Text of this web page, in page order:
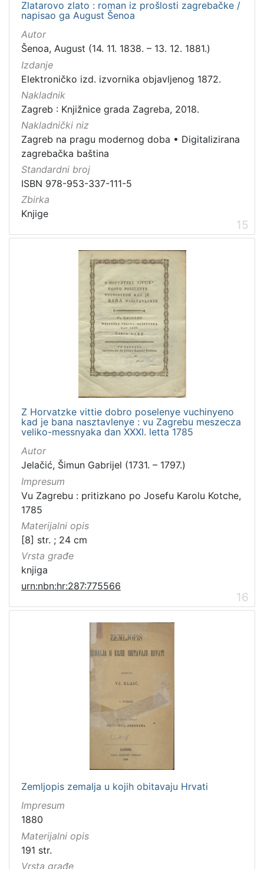
Zlatarovo zlato : roman iz prošlosti zagrebačke /
napisao ga August Šenoa
Autor
Šenoa, August (14. 11. 1838. – 13. 12. 1881.)
Izdanje
Elektroničko izd. izvornika objavljenog 1872.
Nakladnik
Zagreb : Knjižnice grada Zagreba, 2018.
Nakladnički niz
Zagreb na pragu modernog doba • Digitalizirana
zagrebačka baština
Standardni broj
ISBN 978-953-337-111-5
Zbirka
Knjige
15
Z Horvatzke vittie dobro poselenye vuchinyeno
kad je bana nasztavlenye : vu Zagrebu meszecza
veliko-messnyaka dan XXXI. letta 1785
Autor
Jelačić, Šimun Gabrijel (1731. – 1797.)
Impresum
Vu Zagrebu : pritizkano po Josefu Karolu Kotche,
1785
Materijalni opis
[8] str. ; 24 cm
Vrsta građe
knjiga
urn:nbn:hr:287:775566
16
Zemljopis zemalja u kojih obitavaju Hrvati
Impresum
1880
Materijalni opis
191 str.
Vrsta građe